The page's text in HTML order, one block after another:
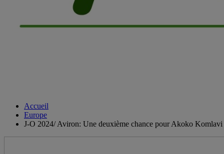
Accueil
Europe
J-O 2024/ Aviron: Une deuxième chance pour Akoko Komlavi